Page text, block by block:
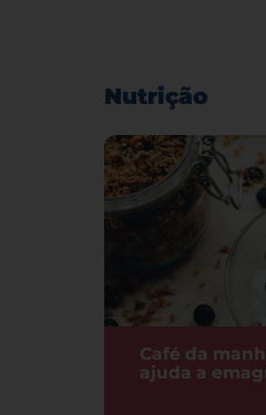
Nutrição
Café da
ajuda a